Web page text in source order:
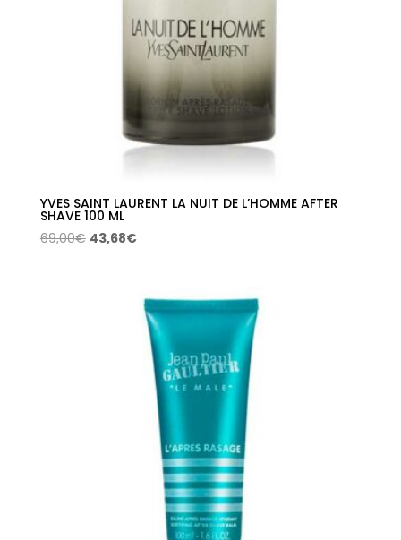
YVES SAINT LAURENT LA NUIT DE L’HOMME AFTER
SHAVE 100 ML
69,00€ El
43,68€El
es:
43,68€.